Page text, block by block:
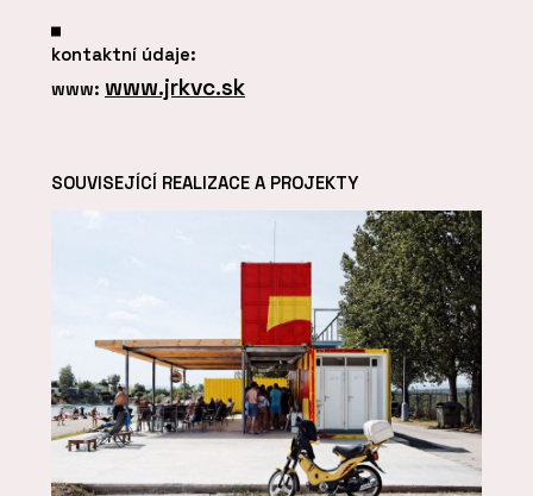
kontaktní údaje:
www: www.jrkvc.sk
SOUVISEJÍCÍ REALIZACE A PROJEKTY